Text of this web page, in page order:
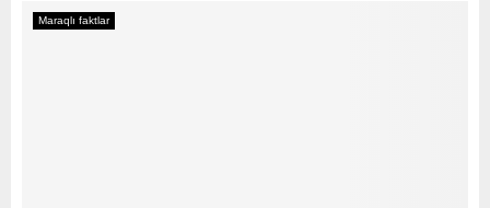
Maraqlı faktlar